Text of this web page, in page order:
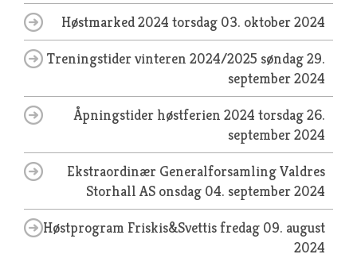
Høstmarked 2024 torsdag 03. oktober 2024
Treningstider vinteren 2024/2025 søndag 29.
september 2024
Åpningstider høstferien 2024 torsdag 26.
september 2024
Ekstraordinær Generalforsamling Valdres
Storhall AS onsdag 04. september 2024
Høstprogram Friskis&Svettisfredag 09. august
2024